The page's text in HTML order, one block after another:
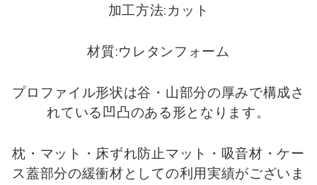
加工方法:カット
材質:ウレタンフォーム
プロファイル形状は谷・山部分の厚みで構成さ
れている凹凸のある形となります。
枕・マット・床ずれ防止マット・吸音材・ケー
ス蓋部分の緩衝材としての利用実績がございま